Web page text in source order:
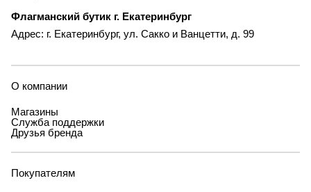
Флагманский бутик г. Екатеринбург
Адрес: г. Екатеринбург, ул. Сакко и Ванцетти, д. 99
О компании
Магазины
Служба поддержки
Друзья бренда
Покупателям